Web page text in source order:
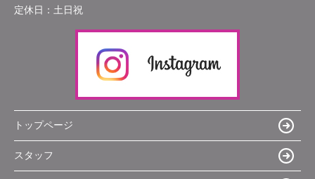
定休日： 土日祝
トップページ
スタッフ